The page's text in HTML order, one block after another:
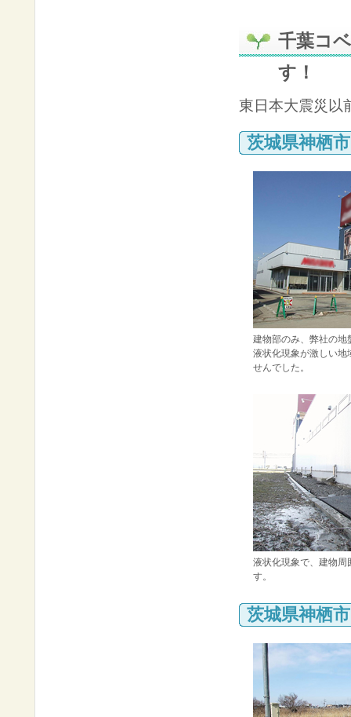
千葉コ
す！
東日本大震災以
茨城県神栖
建物部のみ、弊社の地
液状化現象が激しい地
せんでした。
液状化現象で、建物周
す。
茨城県神栖